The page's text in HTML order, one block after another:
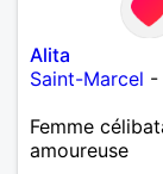
Alita
Saint-Marcel -
Femme
amoureuse